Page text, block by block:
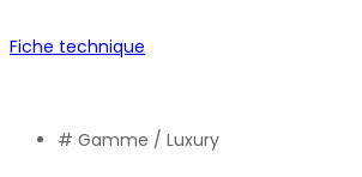
Fiche technique
# Gamme / Luxury